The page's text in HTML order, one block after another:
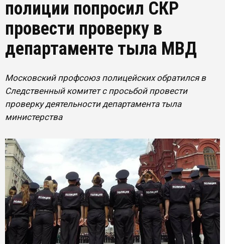
полиции попросил СКР
провести проверку в
департаменте тыла МВД
Московский профсоюз полицейских обратился в
Следственный комитет с просьбой провести
проверку деятельности департамента тыла
министерства